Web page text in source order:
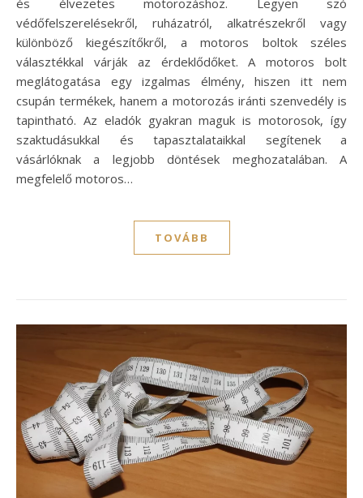
és élvezetes motorozáshoz. Legyen szó
védőfelszerelésekről, ruházatról, alkatrészekről vagy
különböző kiegészítőkről, a motoros boltok széles
választékkal várják az érdeklődőket. A motoros bolt
meglátogatása egy izgalmas élmény, hiszen itt nem
csupán termékek, hanem a motorozás iránti szenvedély is
tapintható. Az eladók gyakran maguk is motorosok, így
szaktudásukkal és tapasztalataikkal segítenek a
vásárlóknak a legjobb döntések meghozatalában. A
megfelelő motoros…
TOVÁBB